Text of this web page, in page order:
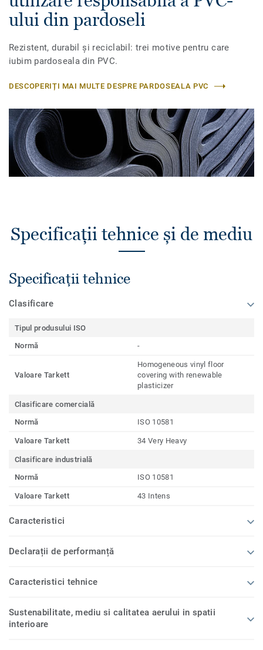
ului din pardoseli
Rezistent, durabil și reciclabil: trei motive pentru care
iubim pardoseala din PVC.
DESCOPERIȚI MAI MULTE DESPRE PARDOSEALA PVC
Specificații tehnice și de mediu
Specificații tehnice
Clasificare
Tipul produsului ISO
Normă
-
Valoare Tarkett
Homogeneous vinyl floor
covering with renewable
plasticizer
Clasificare comercială
Normă
ISO 10581
Valoare Tarkett 34 Very Heavy
Clasificare industrială
Normă
ISO 10581
Valoare Tarkett 43 Intens
Caracteristici
Declarații de performanță
Caracteristici tehnice
Sustenabilitate, mediu si calitatea aerului in spatii
interioare